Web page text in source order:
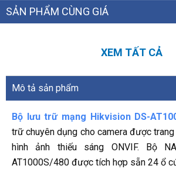
SẢN PHẨM CÙNG GIÁ
XEM TẤT CẢ
Mô tả sản phẩm
Bộ lưu trữ mạng Hikvision DS-
trữ chuyên dụng cho camera được
hình ảnh thiếu sáng ONVIF. Bộ
AT1000S/480 được tích hợp sẵn 24 ổ